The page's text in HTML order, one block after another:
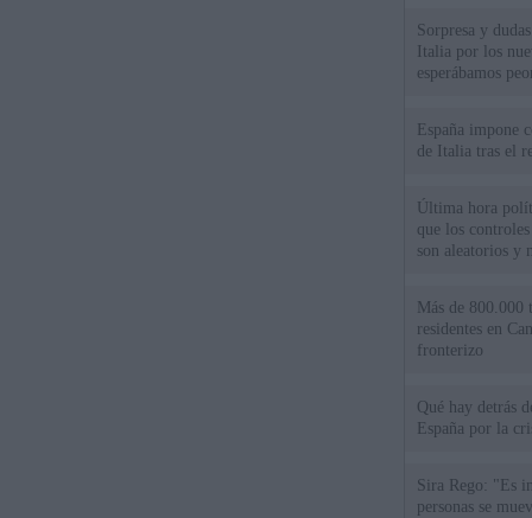
Sorpresa y
Italia por los
esperábamos
España impone
de Italia tras el
Última hora
que los
son aleatorios y
Más de 800.000
residentes en
fronterizo
Qué hay detrás
España por la
Sira Rego: "Es
personas se